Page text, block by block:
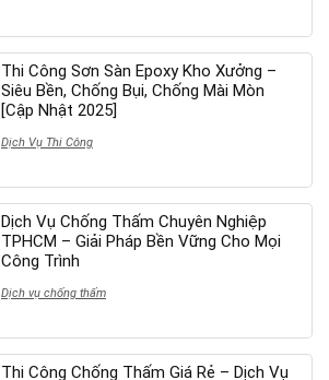
Thi Công Sơn Sàn Epoxy Kho Xưởng –
Siêu Bền, Chống Bụi, Chống Mài Mòn
[Cập Nhật 2025]
Dịch Vụ Thi Công
Dịch Vụ Chống Thấm Chuyên Nghiệp
TPHCM – Giải Pháp Bền Vững Cho Mọi
Công Trình
Dịch vụ chống thấm
Thi Công Chống Thấm Giá Rẻ – Dịch Vụ